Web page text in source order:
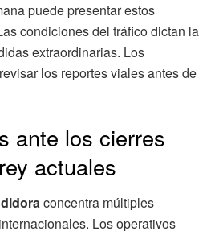
puede presentar estos
condiciones del tráfico dictan la
extraordinarias. Los
los reportes viales antes de
ante los cierres
actuales
concentra múltiples
Los operativos